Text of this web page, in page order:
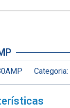
Categoria: